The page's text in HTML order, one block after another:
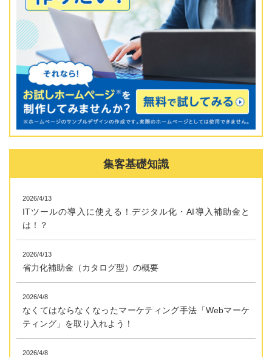
集客基礎知識
2026/4/13
ITツールの導入に使える！デジタル化・AI導入補助金と
は！？
2026/4/13
省力化補助金（カタログ型）の概要
2026/4/8
なくてはならなくなったマーケティング手法「Webマーケ
ティング」を取り入れよう！
2026/4/8